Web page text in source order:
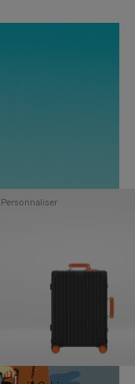
Personnaliser